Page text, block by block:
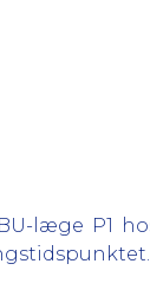
læge P1